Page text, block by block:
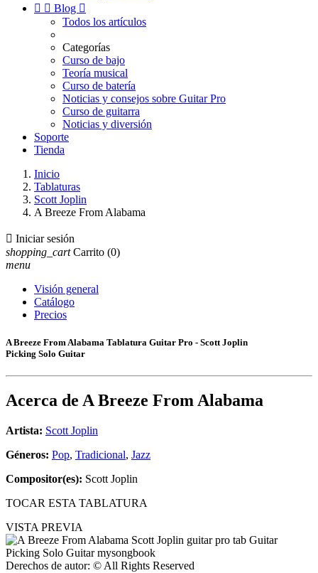
  Blog 
Todos los artículos
Categorías
Curso de bajo
Teoría musical
Curso de batería
Noticias y consejos sobre Guitar Pro
Curso de guitarra
Noticias y diversión
Soporte
Tienda
Inicio
Tablaturas
Scott Joplin
A Breeze From Alabama
 Iniciar sesión
shopping_cart Carrito (0)
menu
Visión general
Catálogo
Precios
A Breeze From Alabama Tablatura Guitar Pro - Scott Joplin
Picking Solo Guitar
Acerca de A Breeze From Alabama
Artista: Scott Joplin
Géneros: Pop, Tradicional, Jazz
Compositor(es): Scott Joplin
TOCAR ESTA TABLATURA
VISTA PREVIA
Derechos de autor: © All Rights Reserved